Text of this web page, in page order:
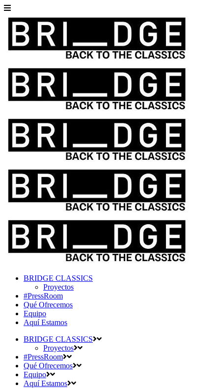
BRIDGE CLASSICS
Proyectos
#PressRoom
Qué Ofrecemos
Equipo
Aquí Estamos
BRIDGE CLASSICS
Proyectos
#PressRoom
Qué Ofrecemos
Equipo
Aquí Estamos